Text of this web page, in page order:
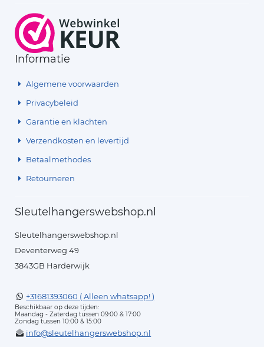
Informatie
Algemene voorwaarden
Privacybeleid
Garantie en klachten
Verzendkosten en levertijd
Betaalmethodes
Retourneren
Sleutelhangerswebshop.nl
Sleutelhangerswebshop.nl
Deventerweg 49
3843GB Harderwijk
+31681393060 ( Alleen whatsapp! )
Beschikbaar op deze tijden:
Maandag - Zaterdag tussen 09:00 & 17:00
Zondag tussen 10:00 & 15:00
info@sleutelhangerswebshop.nl